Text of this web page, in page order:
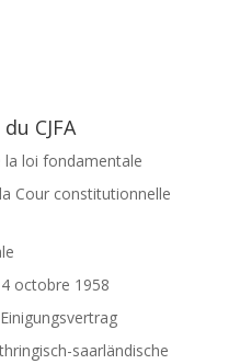
CJFA
la loi fondamentale
Cour constitutionnelle
octobre 1958
saarländische